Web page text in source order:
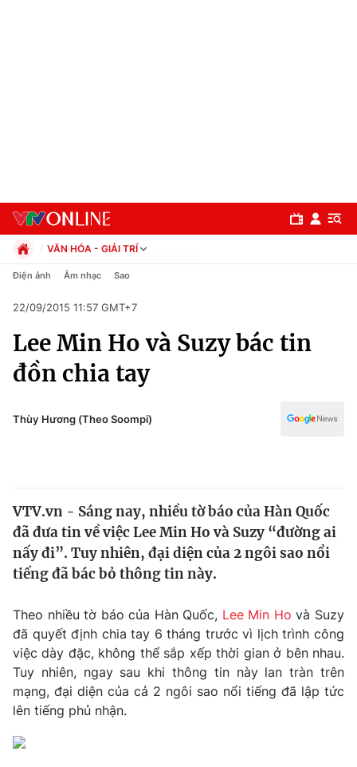
Chuyên mục
Chính trị
Thế giới
Tin tức
Thế giới đó đây
Câu chuyện quốc tế
Tài chính
Thị trường
Góc doanh nghiệp
Dữ liệu và đời sống
Truyền hình
Phim VTV
Hậu trường
Giải trí
VĂN HÓA - GIẢI TRÍ
Chính trị
Pháp luật
Kinh tế
Thể thao
Truyền hình
Y tế
Điện ảnh Âm nhạc Sao
22/09/2015 11:57 GMT+7
Lee Min Ho và Suzy bác tin
đồn chia tay
Thùy Hương (Theo Soompi)
VTV.vn - Sáng nay, nhiều tờ báo của Hàn Quốc
đã đưa tin về việc Lee Min Ho và Suzy “đường ai
nấy đi”. Tuy nhiên, đại diện của 2 ngôi sao nổi
tiếng đã bác bỏ thông tin này.
Theo nhiều tờ báo của Hàn Quốc, Lee Min Ho và Suzy
đã quyết định chia tay 6 tháng trước vì lịch trình công
việc dày đặc, không thể sắp xếp thời gian ở bên nhau.
Tuy nhiên, ngay sau khi thông tin này lan tràn trên
mạng, đại diện của cả 2 ngôi sao nổi tiếng đã lập tức
lên tiếng phủ nhận.